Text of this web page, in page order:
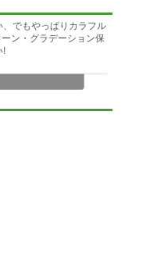
でもやっぱりカラフル
ン・グラデーション保
!